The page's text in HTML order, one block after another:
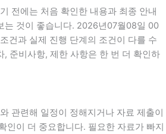
전에는 처음 확인한 내용과 최종 안내
는 것이 좋습니다. 2026년07월08일 00
건과 실제 진행 단계의 조건이 다를 수
, 준비사항, 제한 사항은 한 번 더 확인하
관련해 일정이 정해지거나 자료 제출이
인이 더 중요합니다. 필요한 자료가 빠지